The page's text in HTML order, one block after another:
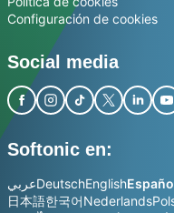
Configuración de cookies
Social media
Softonic en:
عربيDeutschEnglish
日本語한국어Nederlands